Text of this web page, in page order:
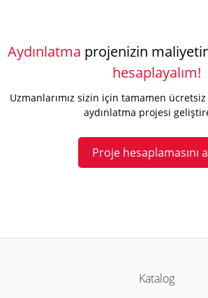
Aydınlatma projenizin
hesaplayalım!
Uzmanlarımız sizin için tamamen
aydınlatma projesi
Proje hesaplamasını
Katalog